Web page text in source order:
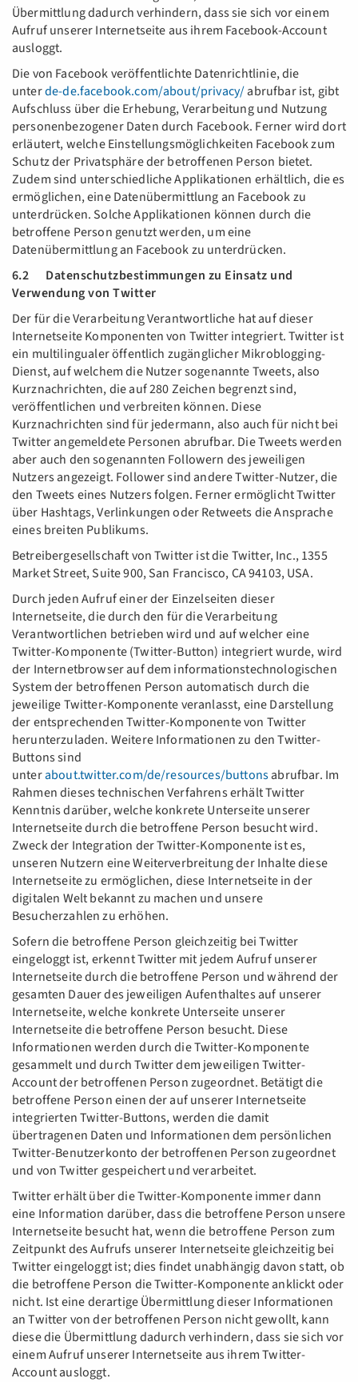
Übermittlung dadurch verhindern, dass sie sich vor einem
Aufruf unserer Internetseite aus ihrem Facebook-Account
ausloggt.
Die von Facebook veröffentlichte Datenrichtlinie, die
unterde-de.facebook.com/about/privacy/abrufbar ist, gibt
Aufschluss über die Erhebung, Verarbeitung und Nutzung
personenbezogener Daten durch Facebook. Ferner wird dort
erläutert, welche Einstellungsmöglichkeiten Facebook zum
Schutz der Privatsphäre der betroffenen Person bietet.
Zudem sind unterschiedliche Applikationen erhältlich, die es
ermöglichen, eine Datenübermittlung an Facebook zu
unterdrücken. Solche Applikationen können durch die
betroffene Person genutzt werden, um eine
Datenübermittlung an Facebook zu unterdrücken.
6.2 Datenschutzbestimmungen zu Einsatz und
Verwendung von Twitter
Der für die Verarbeitung Verantwortliche hat auf dieser
Internetseite Komponenten von Twitter integriert. Twitter ist
ein multilingualer öffentlich zugänglicher Mikroblogging-
Dienst, auf welchem die Nutzer sogenannte Tweets, also
Kurznachrichten, die auf 280 Zeichen begrenzt sind,
veröffentlichen und verbreiten können. Diese
Kurznachrichten sind für jedermann, also auch für nicht bei
Twitter angemeldete Personen abrufbar. Die Tweets werden
aber auch den sogenannten Followern des jeweiligen
Nutzers angezeigt. Follower sind andere Twitter-Nutzer, die
den Tweets eines Nutzers folgen. Ferner ermöglicht Twitter
über Hashtags, Verlinkungen oder Retweets die Ansprache
eines breiten Publikums.
Betreibergesellschaft von Twitter ist die Twitter, Inc., 1355
Market Street, Suite 900, San Francisco, CA 94103, USA.
Durch jeden Aufruf einer der Einzelseiten dieser
Internetseite, die durch den für die Verarbeitung
Verantwortlichen betrieben wird und auf welcher eine
Twitter-Komponente (Twitter-Button) integriert wurde, wird
der Internetbrowser auf dem informationstechnologischen
System der betroffenen Person automatisch durch die
jeweilige Twitter-Komponente veranlasst, eine Darstellung
der entsprechenden Twitter-Komponente von Twitter
herunterzuladen. Weitere Informationen zu den Twitter-
Buttons sind
unterabout.twitter.com/de/resources/buttonsabrufbar. Im
Rahmen dieses technischen Verfahrens erhält Twitter
Kenntnis darüber, welche konkrete Unterseite unserer
Internetseite durch die betroffene Person besucht wird.
Zweck der Integration der Twitter-Komponente ist es,
unseren Nutzern eine Weiterverbreitung der Inhalte diese
Internetseite zu ermöglichen, diese Internetseite in der
digitalen Welt bekannt zu machen und unsere
Besucherzahlen zu erhöhen.
Sofern die betroffene Person gleichzeitig bei Twitter
eingeloggt ist, erkennt Twitter mit jedem Aufruf unserer
Internetseite durch die betroffene Person und während der
gesamten Dauer des jeweiligen Aufenthaltes auf unserer
Internetseite, welche konkrete Unterseite unserer
Internetseite die betroffene Person besucht. Diese
Informationen werden durch die Twitter-Komponente
gesammelt und durch Twitter dem jeweiligen Twitter-
Account der betroffenen Person zugeordnet. Betätigt die
betroffene Person einen der auf unserer Internetseite
integrierten Twitter-Buttons, werden die damit
übertragenen Daten und Informationen dem persönlichen
Twitter-Benutzerkonto der betroffenen Person zugeordnet
und von Twitter gespeichert und verarbeitet.
Twitter erhält über die Twitter-Komponente immer dann
eine Information darüber, dass die betroffene Person unsere
Internetseite besucht hat, wenn die betroffene Person zum
Zeitpunkt des Aufrufs unserer Internetseite gleichzeitig bei
Twitter eingeloggt ist; dies findet unabhängig davon statt, ob
die betroffene Person die Twitter-Komponente anklickt oder
nicht. Ist eine derartige Übermittlung dieser Informationen
an Twitter von der betroffenen Person nicht gewollt, kann
diese die Übermittlung dadurch verhindern, dass sie sich vor
einem Aufruf unserer Internetseite aus ihrem Twitter-
Account ausloggt.